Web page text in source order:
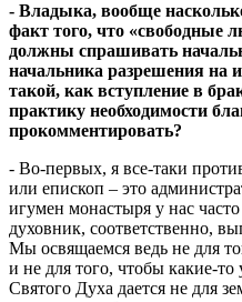
- Владыка, вообще
факт того, что «свободные
должны спрашивать
начальника разрешения на
такой, как вступление в
практику необходимости
прокомментировать?
- Во-первых, я все-таки
или епископ – это
игумен монастыря у нас
духовник, соответственно,
Мы освящаемся ведь не для
и не для того, чтобы какие-то
Святого Духа дается не для